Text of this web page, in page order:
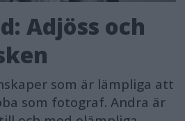
Adjöss och
som är lämpliga att
som fotograf. Andra är